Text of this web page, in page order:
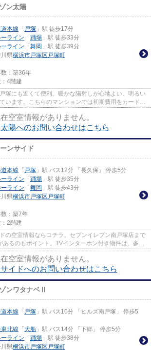
ン太陽
本線 「 戸塚 」駅 徒歩17分
ライン 「 踊場 」駅 徒歩33分
ライン 「 舞岡 」駅 徒歩39分
県横浜市戸塚区 戸塚町
：築36年
：4階建
塚にも近くて便利。暖かな陽射しが心地よい、明るい
います。こちらのマンションでは初期費用をカードで
空室情報がありません。
太陽へのお問い合わせはこちら
ンサイド
本線 「 戸塚 」駅 バス12分 「長久保」 停歩5分
ライン 「 踊場 」駅 徒歩35分
ライン 「 舞岡 」駅 徒歩43分
県横浜市戸塚区 戸塚町
：築7年
：2階建
の空室情報ならコチラ。セブンイレブン南戸塚店まで
るのもポイント。TVインターホン付き物件は、多く
空室情報がありません。
イドへのお問い合わせはこちら
ンワタナベⅡ
本線 「 戸塚 」駅 バス10分 「ヒルズ南戸塚」 停歩5
北線 「 大船 」駅 バス14分 「下郷」 停歩5分
ライン 「 踊場 」駅 徒歩38分
県横浜市戸塚区 戸塚町